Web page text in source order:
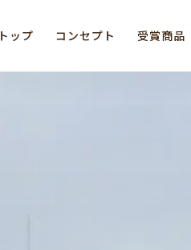
トップ コンセプト 受賞商品